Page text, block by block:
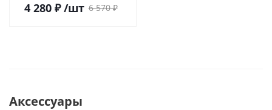
4 280₽ /шт 6 570₽
Аксессуары